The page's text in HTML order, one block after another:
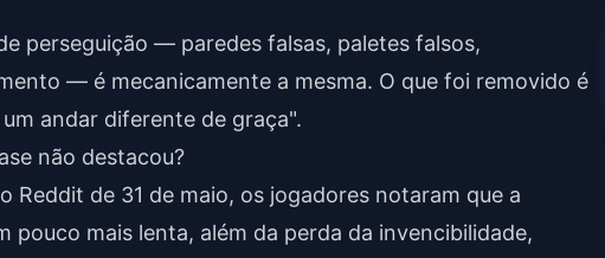
perseguição — paredes falsas, paletes falsos,
— é mecanicamente a mesma. O que foi removido é
andar diferente de graça".
não destacou?
Reddit de 31 de maio, os jogadores notaram que a
pouco mais lenta, além da perda da invencibilidade,